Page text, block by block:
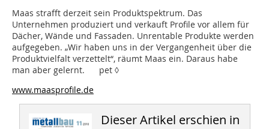
Maas strafft derzeit sein Produktspektrum. Das
Unternehmen produziert und verkauft Profile vor allem für
Dächer, Wände und Fassaden. Unrentable Produkte werden
aufgegeben. „Wir haben uns in der Vergangenheit über die
Produktvielfalt verzettelt“, räumt Maas ein. Daraus habe
man aber gelernt. pet ◊
www.maasprofile.de
Dieser Artikel erschien in